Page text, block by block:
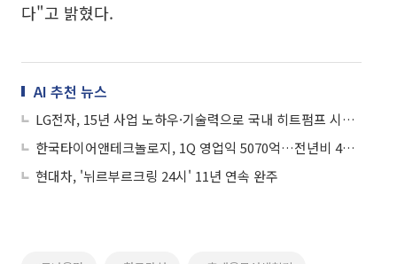
다"고 밝혔다.
AI 추천 뉴스
LG전자, 15년 사업 노하우·기술력으로 국내 히트펌프 시장 선도
한국타이어앤테크놀로지, 1Q 영업익 5070억…전년비 43%↑
현대차, '뉘르부르크링 24시' 11년 연속 완주